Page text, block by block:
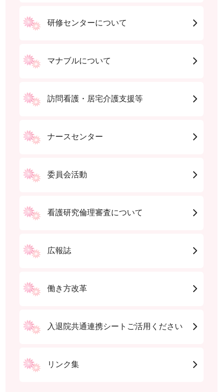
研修センターについて
マナブルについて
訪問看護・居宅介護支援等
ナースセンター
委員会活動
看護研究倫理審査について
広報誌
働き方改革
入退院共通連携シートご活用ください
リンク集